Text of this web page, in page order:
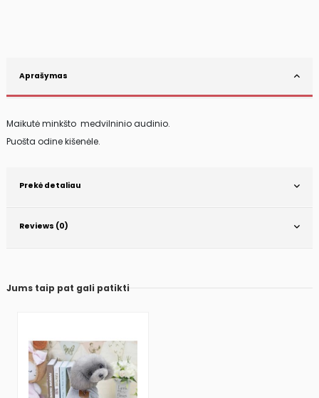
Aprašymas
Maikutė minkšto medvilninio audinio.
Puošta odine kišenėle.
Prekė detaliau
Reviews (0)
Jums taip pat gali patikti